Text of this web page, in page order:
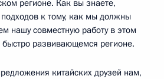
регионе. Как вы знаете,
подходов к тому, как мы должны
нашу совместную работу в этом
развивающемся регионе.
китайских друзей нам,